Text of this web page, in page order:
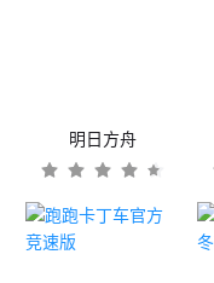
明日方舟